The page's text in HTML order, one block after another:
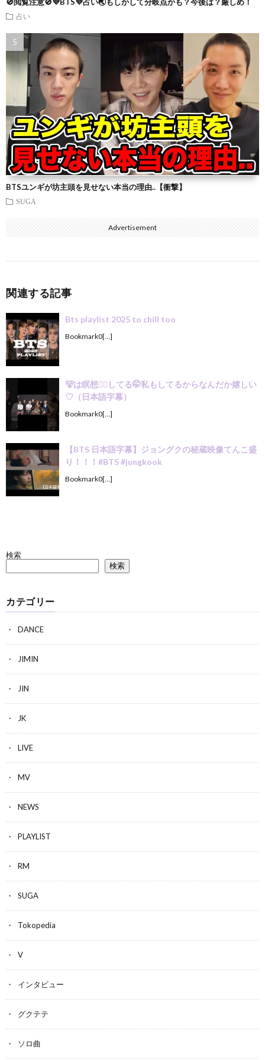
占い
BTSユンギが坊主頭を見せない本当の理由..【衝撃】
SUGA
Advertisement
関連する記事
Bts playlist 2025 to chill too
Bookmark0[…]
🐻は瞑想🧘‍♀️してる🤭私もしてるからなんだか嬉しい
♡（日本語字幕）
Bookmark0[…]
【BTS 日本語字幕】ジョングクの秘蔵映像てんこ盛
り！！！#BTS #jungkook
Bookmark0[…]
検索
検索
カテゴリー
DANCE
JIMIN
JIN
JK
LIVE
MV
NEWS
PLAYLIST
RM
SUGA
Tokopedia
V
インタビュー
グクテテ
ソロ曲